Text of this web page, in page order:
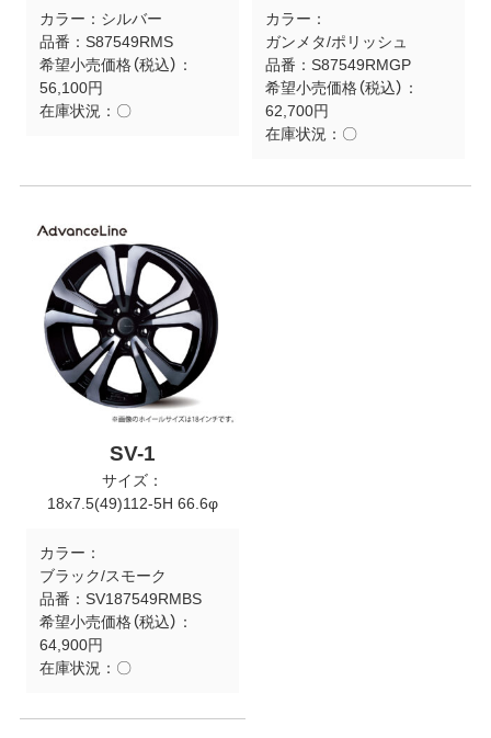
カラー： シルバー
品番： S87549RMS
希望小売価格（税込）：
56,100円
在庫状況： 〇
カラー：
ガンメタ/ポリッシュ
品番： S87549RMGP
希望小売価格（税込）：
62,700円
在庫状況： 〇
SV-1
サイズ：
18x7.5(49)112-5H 66.6φ
カラー：
ブラック/スモーク
品番： SV187549RMBS
希望小売価格（税込）：
64,900円
在庫状況： 〇